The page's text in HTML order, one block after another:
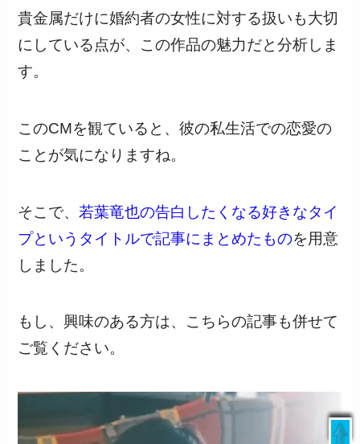
貴金属だけに婚約者の女性に対する扱いも大切
にしている点が、この作品の魅力だと分析しま
す。
このCMを観ていると、彼の私生活での恋愛の
ことが気になりますね。
そこで、 若葉竜也の告白したくなる好きなタイ
プというタイトルで記事にまとめたものを用意
しました。
もし、興味のある方は、こちらの記事も併せて
ご覧ください。
livedoor
日本テレビ
ウェザーニュース